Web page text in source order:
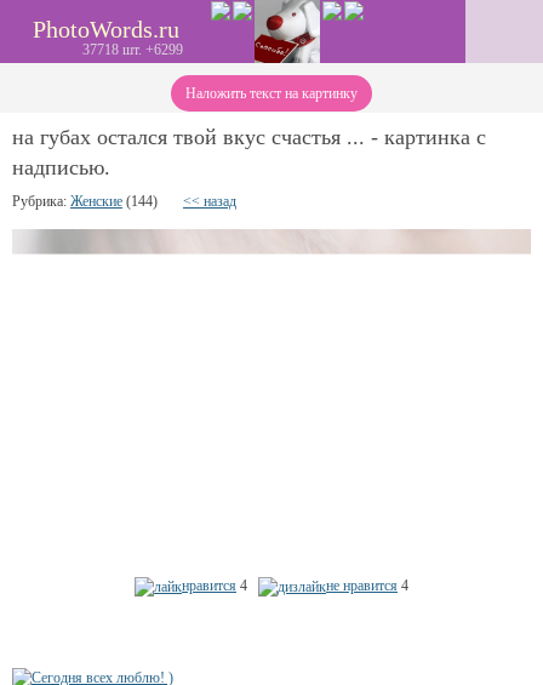
PhotoWords.ru
37718 шт. +6299
Наложить текст на картинку
на губах остался твой вкус счастья ... - картинка с
надписью.
Рубрика: Женские (144) << назад
нравится 4 не нравится 4